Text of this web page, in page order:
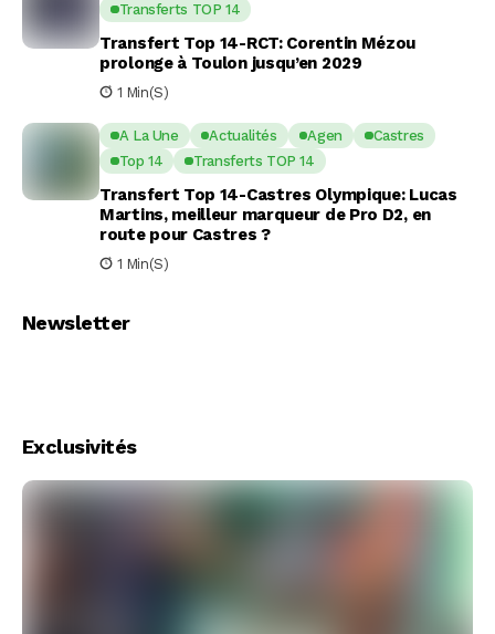
Transferts TOP 14
Transfert Top 14-RCT: Corentin Mézou
prolonge à Toulon jusqu’en 2029
1 Min(s)
A La Une Actualités Agen
Castres
Top 14
Transferts TOP 14
Transfert Top 14-Castres Olympique: Lucas
Martins, meilleur marqueur de Pro D2, en
route pour Castres ?
1 Min(s)
Newsletter
Exclusivités